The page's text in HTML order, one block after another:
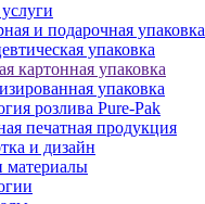
и подарочная упаковка
упаковка
картонная упаковка
упаковка
розлива Pure-Pak
печатная продукция
и дизайн
материалы